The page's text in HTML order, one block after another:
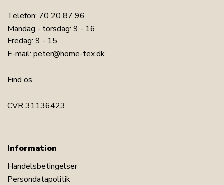
Telefon: 70 20 87 96
Mandag - torsdag: 9 - 16
Fredag: 9 - 15
E-mail: peter@home-tex.dk
Find os
CVR 31136423
Information
Handelsbetingelser
Persondatapolitik